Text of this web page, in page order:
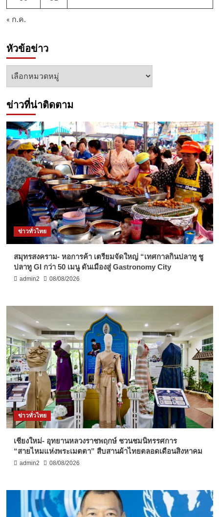
« ก.ค.
หัวข้อข่าว
หัวข้อ
ข่าวที่น่าติดตาม
ข่าวทั่วไทย
สมุทรสงคราม- หอการค้า เตรียมจัดใหญ่ “เทศกาลกินปลาทู ชู
ปลาทู GI กว่า 50 เมนู ดันเมืองสู่ Gastronomy City
admin2 08/08/2026
ข่าวทั่วไทย
เชียงใหม่- อุทยานหลวงราชพฤกษ์ ชวนชมนิทรรศการ
“สายไหมแห่งพระเมตตา” สืบสานผ้าไทยตลอดเดือนสิงหาคม
admin2 08/08/2026